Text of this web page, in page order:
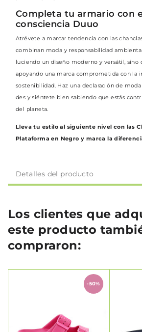
Completa tu armario con
consciencia Duuo
Atrévete a marcar tendencia con las
combinan moda y responsabilidad
luciendo un diseño moderno y versátil, sino
apoyando una marca comprometida con la
sostenibilidad. Haz una declaración de
des y siéntete bien sabiendo que estás
del planeta.
Lleva tu estilo al siguiente nivel con las
Plataforma en Negro y marca la
Detalles del producto
Los clientes que
este producto
compraron:
-50%